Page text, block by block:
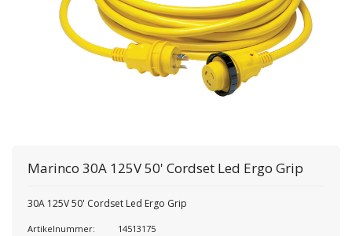
Marinco 30A 125V 50' Cordset Led Ergo Grip
30A 125V 50' Cordset Led Ergo Grip
Artikelnummer: 14513175